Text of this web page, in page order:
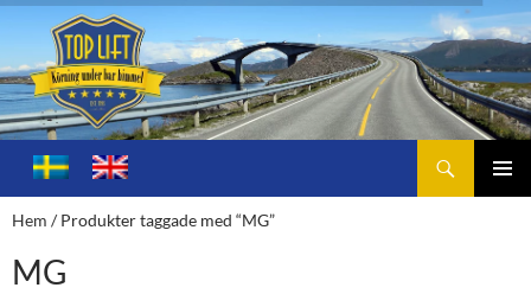
Toplift.se – för körning under bar himmel
HOPPA
TILL
INNEHÅLL
Hem / Produkter taggade med “MG”
MG